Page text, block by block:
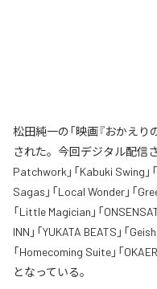
松田純一の「映画『おかえり
された。今回デジタル配信
Patchwork」「Kabuki Swing」
Sagas」「Local Wonder」「
「Little Magician」「
INN」「YUKATA BEATS」「
「Homecoming Suite」「
となっている。